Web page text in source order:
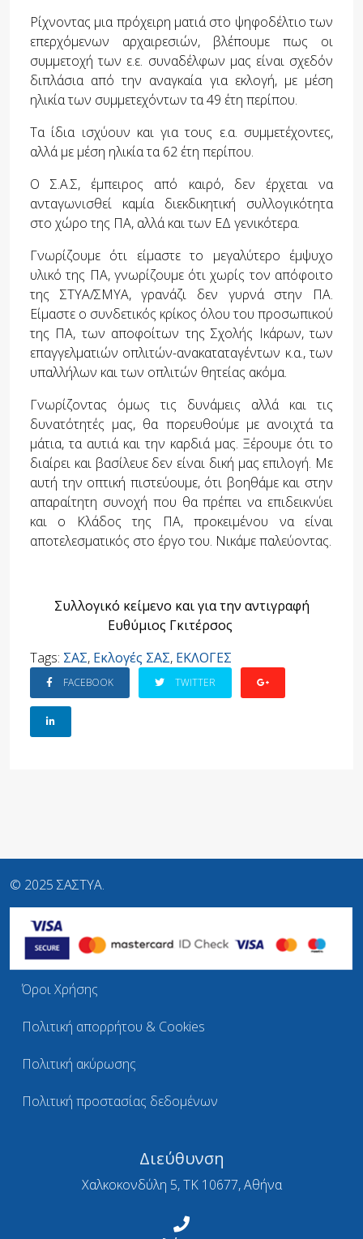
Ρίχνοντας μια πρόχειρη ματιά στο ψηφοδέλτιο των
επερχόμενων αρχαιρεσιών, βλέπουμε πως οι
συμμετοχή των ε.ε. συναδέλφων μας είναι σχεδόν
διπλάσια από την αναγκαία για εκλογή, με μέση
ηλικία των συμμετεχόντων τα 49 έτη περίπου.
Τα ίδια ισχύουν και για τους ε.α. συμμετέχοντες,
αλλά με μέση ηλικία τα 62 έτη περίπου.
Ο Σ.Α.Σ, έμπειρος από καιρό, δεν έρχεται να
ανταγωνισθεί καμία διεκδικητική συλλογικότητα
στο χώρο της ΠΑ, αλλά και των ΕΔ γενικότερα.
Γνωρίζουμε ότι είμαστε το μεγαλύτερο έμψυχο
υλικό της ΠΑ, γνωρίζουμε ότι χωρίς τον απόφοιτο
της ΣΤΥΑ/ΣΜΥΑ, γρανάζι δεν γυρνά στην ΠΑ.
Είμαστε ο συνδετικός κρίκος όλου του προσωπικού
της ΠΑ, των αποφοίτων της Σχολής Ικάρων, των
επαγγελματιών οπλιτών-ανακαταταγέντων κ.α., των
υπαλλήλων και των οπλιτών θητείας ακόμα.
Γνωρίζοντας όμως τις δυνάμεις αλλά και τις
δυνατότητές μας, θα πορευθούμε με ανοιχτά τα
μάτια, τα αυτιά και την καρδιά μας. Ξέρουμε ότι το
διαίρει και βασίλευε δεν είναι δική μας επιλογή. Με
αυτή την οπτική πιστεύουμε, ότι βοηθάμε και στην
απαραίτητη συνοχή που θα πρέπει να επιδεικνύει
και ο Κλάδος της ΠΑ, προκειμένου να είναι
αποτελεσματικός στο έργο του. Νικάμε παλεύοντας.
Συλλογικό κείμενο και για την αντιγραφή
Ευθύμιος Γκιτέρσος
Tags: ΣΑΣ, Εκλογές ΣΑΣ, ΕΚΛΟΓΕΣ
FACEBOOK TWITTER
© 2025 ΣΑΣΤΥΑ.
Όροι Χρήσης
Πολιτική απορρήτου & Cookies
Πολιτική ακύρωσης
Πολιτική προστασίας δεδομένων
Διεύθυνση
Χαλκοκονδύλη 5, ΤΚ 10677, Αθήνα